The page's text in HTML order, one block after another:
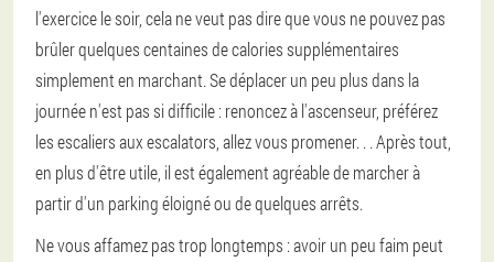
l'exercice le soir, cela ne veut pas dire que vous ne pouvez pas
brûler quelques centaines de calories supplémentaires
simplement en marchant. Se déplacer un peu plus dans la
journée n'est pas si difficile : renoncez à l'ascenseur, préférez
les escaliers aux escalators, allez vous promener. . . Après tout,
en plus d'être utile, il est également agréable de marcher à
partir d'un parking éloigné ou de quelques arrêts.
Ne vous affamez pas trop longtemps : avoir un peu faim peut